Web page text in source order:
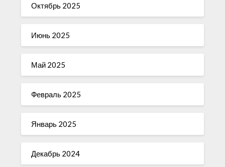
Октябрь 2025
Июнь 2025
Май 2025
Февраль 2025
Январь 2025
Декабрь 2024